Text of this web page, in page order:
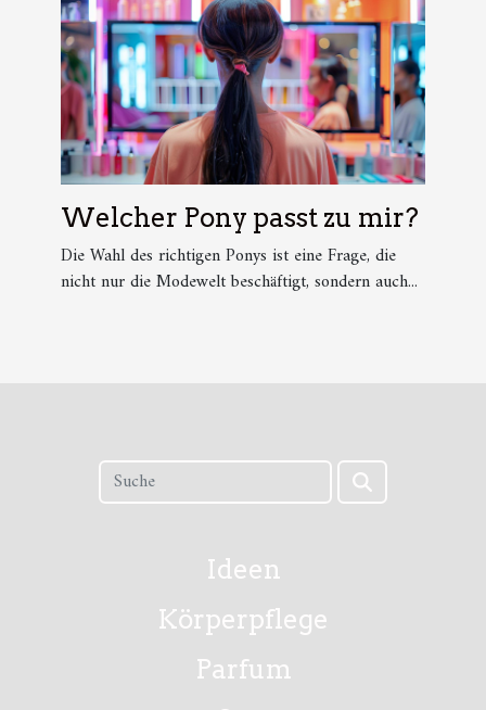
Welcher Pony passt zu mir?
Die Wahl des richtigen Ponys ist eine Frage, die
nicht nur die Modewelt beschäftigt, sondern auch...
Ideen
Körperpflege
Parfum